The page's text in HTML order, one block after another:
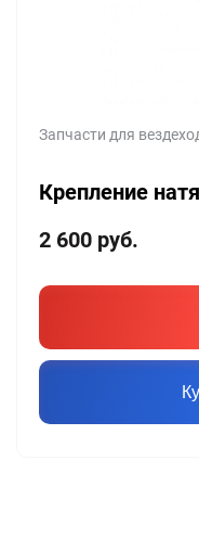
Запчасти для
Крепление
2 600 руб.